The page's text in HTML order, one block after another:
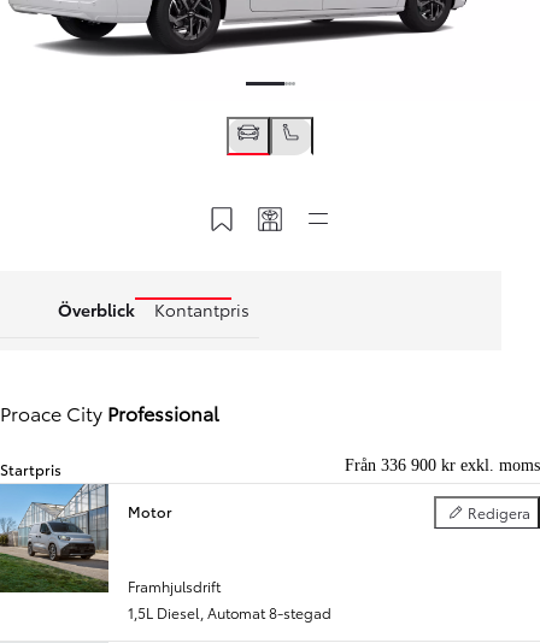
Föregående
Spara till MyToyota
Dela min kod
Överblick Kontantpris
Proace City Professional
Startpris Från 336 900 kr exkl. moms
Motor Redigera
Motor
Framhjulsdrift
1,5L Diesel Automat 8-stegad